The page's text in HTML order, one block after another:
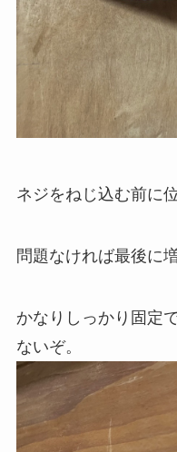
ネジをねじ込む前に
問題なければ最後に
かなりしっかり固定
ないぞ。